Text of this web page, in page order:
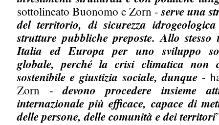
sottolineato Buonomo e Zorn -serve una
del territorio, di sicurezza
strutture pubbliche preposte. Allo
Italia ed Europa per uno sviluppo
globale, perché la crisi climatica non
sostenibile e giustizia sociale, dunque-
Zorn -devono procedere insieme
internazionale più efficace, capace di
delle persone, delle comunità e dei territori